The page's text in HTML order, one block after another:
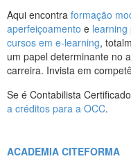
Aqui encontra formação
aperfeiçoamento e learning
cursos em e-learning,
um papel determinante no
carreira. Invista em
Se é Contabilista
a créditos para a OCC.
ACADEMIA CITEFORMA